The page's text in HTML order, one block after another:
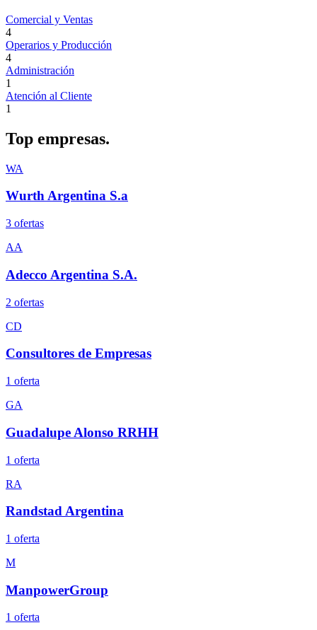
Comercial y Ventas
4
Operarios y Producción
4
Administración
1
Atención al Cliente
1
Top empresas.
WA
Wurth Argentina S.a
3 ofertas
AA
Adecco Argentina S.A.
2 ofertas
CD
Consultores de Empresas
1 oferta
GA
Guadalupe Alonso RRHH
1 oferta
RA
Randstad Argentina
1 oferta
M
ManpowerGroup
1 oferta